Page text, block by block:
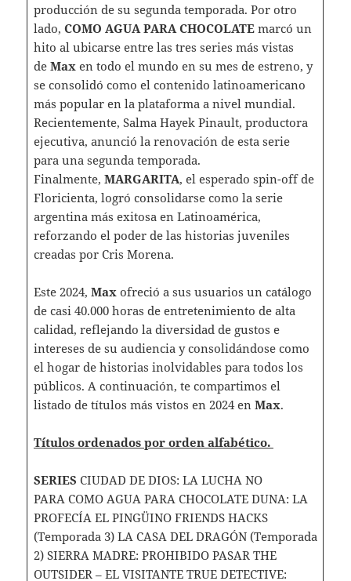
producción de su segunda temporada. Por otro
lado, COMO AGUA PARA CHOCOLATE marcó un
hito al ubicarse entre las tres series más vistas
de Max en todo el mundo en su mes de estreno, y
se consolidó como el contenido latinoamericano
más popular en la plataforma a nivel mundial.
Recientemente, Salma Hayek Pinault, productora
ejecutiva, anunció la renovación de esta serie
para una segunda temporada.
Finalmente, MARGARITA, el esperado spin-off de
Floricienta, logró consolidarse como la serie
argentina más exitosa en Latinoamérica,
reforzando el poder de las historias juveniles
creadas por Cris Morena.
Este 2024, Max ofreció a sus usuarios un catálogo
de casi 40.000 horas de entretenimiento de alta
calidad, reflejando la diversidad de gustos e
intereses de su audiencia y consolidándose como
el hogar de historias inolvidables para todos los
públicos. A continuación, te compartimos el
listado de títulos más vistos en 2024 en Max.
Títulos ordenados por orden alfabético.
SERIES CIUDAD DE DIOS: LA LUCHA NO
PARA COMO AGUA PARA CHOCOLATE DUNA: LA
PROFECÍA EL PINGÜINO FRIENDS HACKS
(Temporada 3) LA CASA DEL DRAGÓN (Temporada
2) SIERRA MADRE: PROHIBIDO PASAR THE
OUTSIDER – EL VISITANTE TRUE DETECTIVE: